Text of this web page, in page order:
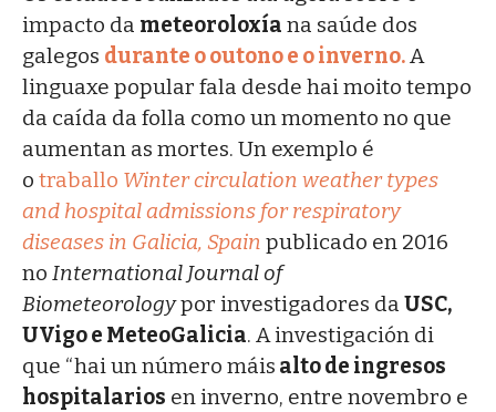
impacto da meteoroloxía na saúde dos
galegos durante o outono e o inverno.A
linguaxe popular fala desde hai moito tempo
da caída da folla como un momento no que
aumentan as mortes. Un exemplo é
o traballo Winter circulation weather types
and hospital admissions for respiratory
diseases in Galicia, Spain publicado en 2016
no International Journal of
Biometeorologypor investigadores da USC,
UVigo e MeteoGalicia. A investigación di
que “hai un número máis alto de ingresos
hospitalarios en inverno, entre novembro e